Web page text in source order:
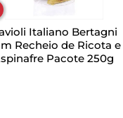
Italiano Bertagni
Recheio de Ricota e
Espinafre Pacote 250g